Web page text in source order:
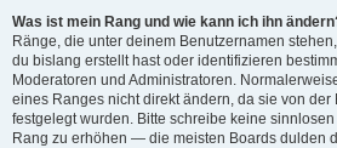
Was ist mein Rang und wie kann ich ihn
Ränge, die unter deinem Benutzernamen
du bislang erstellt hast oder identifizieren
Moderatoren und Administratoren.
eines Ranges nicht direkt ändern, da sie von der
festgelegt wurden. Bitte schreibe keine
Rang zu erhöhen — die meisten Boards dulden